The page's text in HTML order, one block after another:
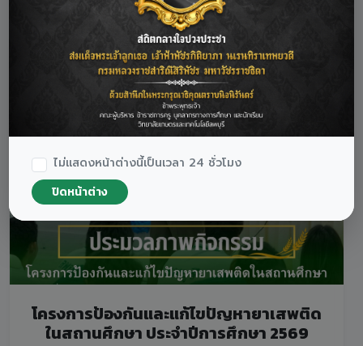
โครงการป้องกันและแก้ไขปัญหายาเสพติด
ในสถานศึกษา ประจำปีการศึกษา 2569
ไม่แสดงหน้าต่างนี้เป็นเวลา 24 ชั่วโมง
ปิดหน้าต่าง